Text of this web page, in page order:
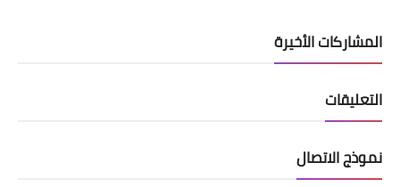
المشاركات الأخيرة
التعليقات
نموذج الاتصال